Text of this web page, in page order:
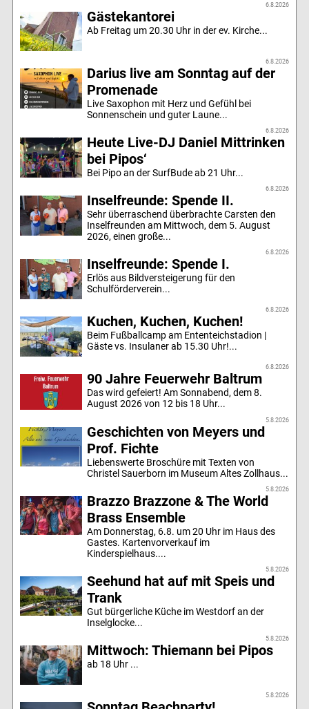
6.8.2026
Gästekantorei
Ab Freitag um 20.30 Uhr in der ev. Kirche...
6.8.2026
Darius live am Sonntag auf der
Promenade
Live Saxophon mit Herz und Gefühl bei
Sonnenschein und guter Laune...
6.8.2026
Heute Live-DJ Daniel Mittrinken
bei Pipos‘
Bei Pipo an der SurfBude ab 21 Uhr...
6.8.2026
Inselfreunde: Spende II.
Sehr überraschend überbrachte Carsten den
Inselfreunden am Mittwoch, dem 5. August
2026, einen große...
6.8.2026
Inselfreunde: Spende I.
Erlös aus Bildversteigerung für den
Schulförderverein...
6.8.2026
Kuchen, Kuchen, Kuchen!
Beim Fußballcamp am Ententeichstadion |
Gäste vs. Insulaner ab 15.30 Uhr!...
6.8.2026
90 Jahre Feuerwehr Baltrum
Das wird gefeiert! Am Sonnabend, dem 8.
August 2026 von 12 bis 18 Uhr...
5.8.2026
Geschichten von Meyers und
Prof. Fichte
Liebenswerte Broschüre mit Texten von
Christel Sauerborn im Museum Altes Zollhaus...
5.8.2026
Brazzo Brazzone & The World
Brass Ensemble
Am Donnerstag, 6.8. um 20 Uhr im Haus des
Gastes. Kartenvorverkauf im
Kinderspielhaus....
5.8.2026
Seehund hat auf mit Speis und
Trank
Gut bürgerliche Küche im Westdorf an der
Inselglocke...
5.8.2026
Mittwoch: Thiemann bei Pipos
ab 18 Uhr ...
5.8.2026